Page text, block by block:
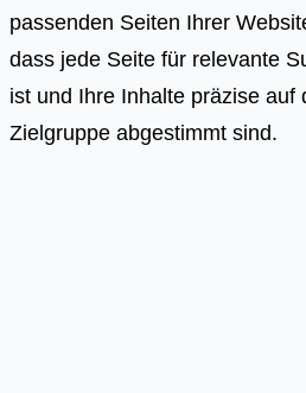
passenden Seiten Ihrer
dass jede Seite für relevante
ist und Ihre Inhalte präzise auf
Zielgruppe abgestimmt sind.